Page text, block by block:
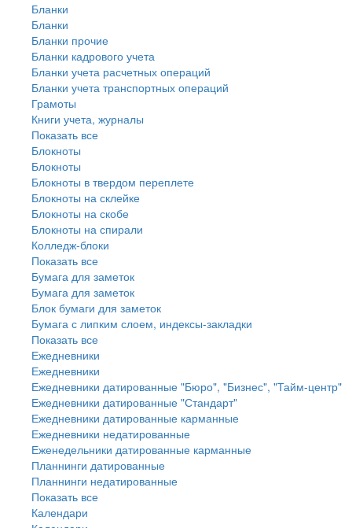
Бланки
Бланки
Бланки прочие
Бланки кадрового учета
Бланки учета расчетных операций
Бланки учета транспортных операций
Грамоты
Книги учета, журналы
Показать все
Блокноты
Блокноты
Блокноты в твердом переплете
Блокноты на склейке
Блокноты на скобе
Блокноты на спирали
Колледж-блоки
Показать все
Бумага для заметок
Бумага для заметок
Блок бумаги для заметок
Бумага с липким слоем, индексы-закладки
Показать все
Ежедневники
Ежедневники
Ежедневники датированные "Бюро", "Бизнес", "Тайм-центр"
Ежедневники датированные "Стандарт"
Ежедневники датированные карманные
Ежедневники недатированные
Еженедельники датированные карманные
Планнинги датированные
Планнинги недатированные
Показать все
Календари